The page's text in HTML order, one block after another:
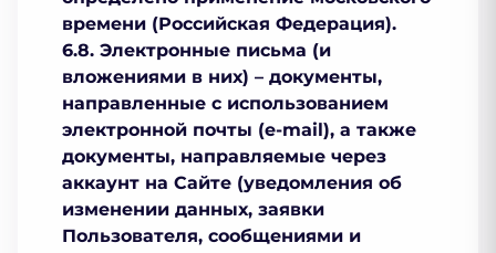
времени (Российская Федерация).
6.8. Электронные письма (и
вложениями в них) – документы,
направленные с использованием
электронной почты (e-mail), а также
документы, направляемые через
аккаунт на Сайте (уведомления об
изменении данных, заявки
Пользователя, сообщениями и